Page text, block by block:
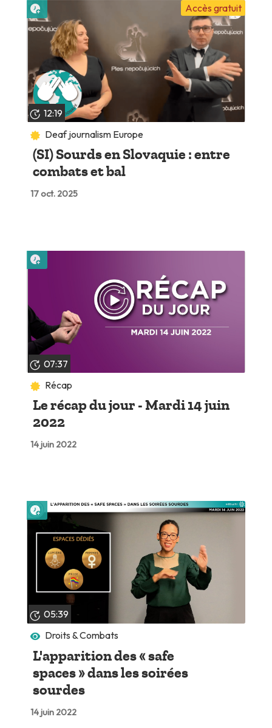
12:19
Accès gratuit
Deaf journalism Europe
(SI) Sourds en Slovaquie : entre
combats et bal
17 oct. 2025
07:37
Récap
Le récap du jour - Mardi 14 juin
2022
14 juin 2022
05:39
Droits & Combats
L'apparition des « safe
spaces » dans les soirées
sourdes
14 juin 2022
Lire plus tard